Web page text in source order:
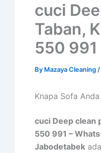
cuci
Taban,
550 991
By Mazaya Cleaning /
Knapa Sofa
cuci Deep clean
550 991 –
Jabodetabek